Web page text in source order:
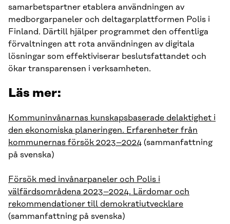
samarbetspartner etablera användningen av
medborgarpaneler och deltagarplattformen Polis i
Finland. Därtill hjälper programmet den offentliga
förvaltningen att rota användningen av digitala
lösningar som effektiviserar beslutsfattandet och
ökar transparensen i verksamheten.
Läs mer:
Kommuninvånarnas kunskapsbaserade delaktighet i
den ekonomiska planeringen. Erfarenheter från
kommunernas försök 2023–2024 (sammanfattning
på svenska)
Försök med invånarpaneler och Polis i
välfärdsområdena 2023–2024. Lärdomar och
rekommendationer till demokratiutvecklare
(sammanfattning på svenska)